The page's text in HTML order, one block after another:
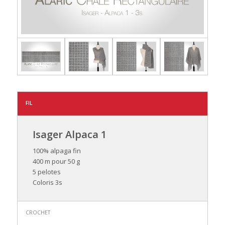
FIL
Isager Alpaca 1
100% alpaga fin
400 m pour 50 g
5 pelotes
Coloris 3s
CROCHET